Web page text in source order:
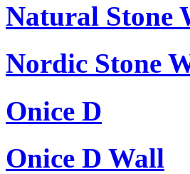
Natural Stone
Nordic Stone
Onice D
Onice D Wall